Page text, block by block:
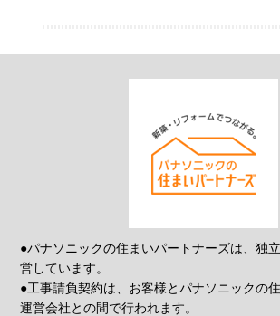
●パナソニックの住まいパートナーズは、独
営しています。
●工事請負契約は、お客様とパナソニックの
運営会社との間で行われます。